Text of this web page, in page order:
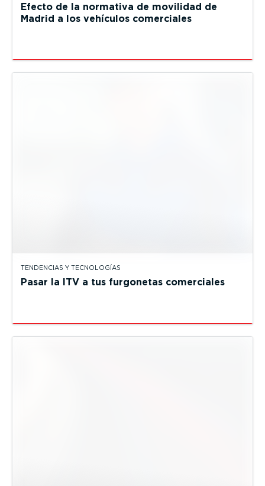
Efecto de la normativa de movilidad de
Madrid a los vehículos comerciales
TENDENCIAS Y TECNOLOGÍAS
Pasar la ITV a tus furgonetas comerciales